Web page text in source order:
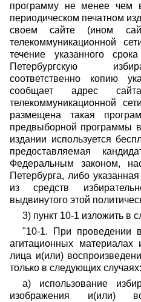
программу не менее чем
периодическом печатном
своем сайте (ином
телекоммуникационной
течение указанного
Петербургскую
соответственно копию
сообщает адрес
телекоммуникационной
размещена такая
предвыборной программы
издании используется
предоставляемая
Федеральным законом,
Петербурга, либо
из средств
выдвинутого этой
3) пункт 10-1 изложить в
"10-1. При проведении
агитационных материалах
лица и(или)
только в следующих случаях:
а) использование
изображения и(или)